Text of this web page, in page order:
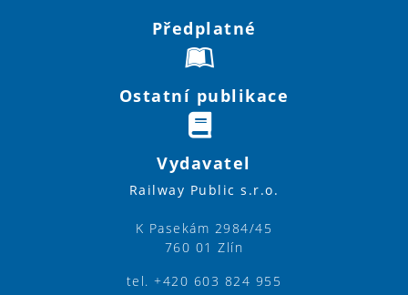
Předplatné
Ostatní publikace
Vydavatel
Railway Public s.r.o.
K Pasekám 2984/45
760 01 Zlín
tel. +420 603 824 955